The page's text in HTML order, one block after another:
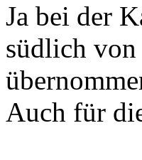
Ja bei der
südlich
Auch für